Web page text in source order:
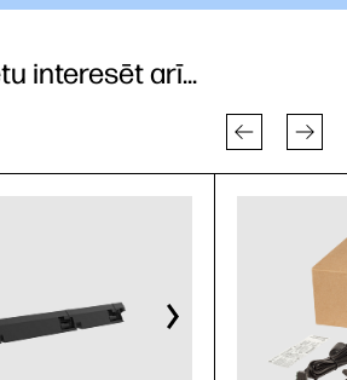
interesēt arī...